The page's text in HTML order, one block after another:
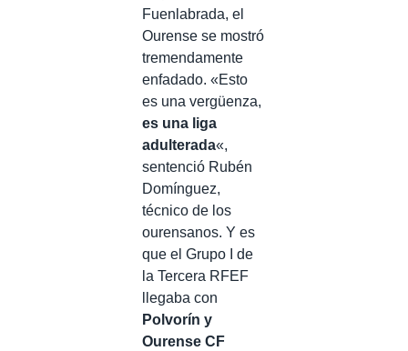
Fuenlabrada, el
Ourense se mostró
tremendamente
enfadado. «Esto
es una vergüenza,
es una liga
adulterada«,
sentenció Rubén
Domínguez,
técnico de los
ourensanos. Y es
que el Grupo I de
la Tercera RFEF
llegaba con
Polvorín y
Ourense CF